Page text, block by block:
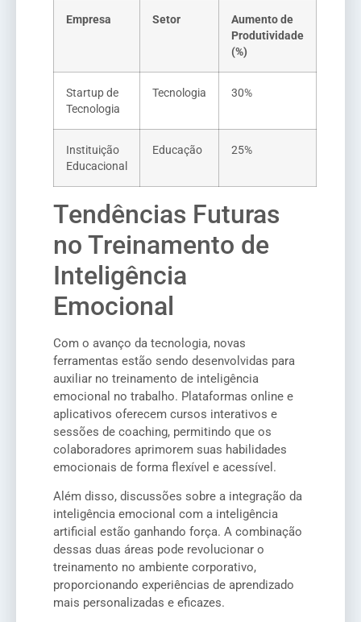
Empresa Setor
Aumento de
Produtividade
(%)
Startup de
Tecnologia
Tecnologia 30%
Instituição
Educacional
Educação 25%
Tendências Futuras
no Treinamento de
Inteligência
Emocional
Com o avanço da tecnologia, novas
ferramentas estão sendo desenvolvidas para
auxiliar no treinamento de inteligência
emocional no trabalho. Plataformas online e
aplicativos oferecem cursos interativos e
sessões de coaching, permitindo que os
colaboradores aprimorem suas habilidades
emocionais de forma flexível e acessível.
Além disso, discussões sobre a integração da
inteligência emocional com a inteligência
artificial estão ganhando força. A combinação
dessas duas áreas pode revolucionar o
treinamento no ambiente corporativo,
proporcionando experiências de aprendizado
mais personalizadas e eficazes.